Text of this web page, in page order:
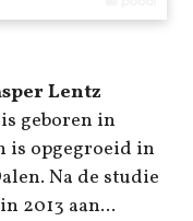
Lentz
geboren in
is opgegroeid in
Na de studie
2013 aan...